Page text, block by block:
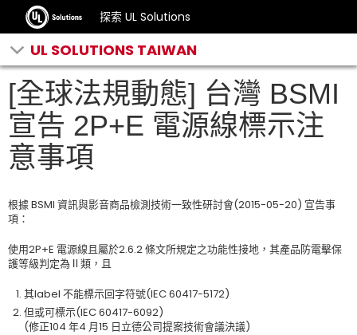
探索 UL Solutions
UL SOLUTIONS TAIWAN
[全球法規動態] 台灣 BSMI
宣告 2P+E 電源線標示注
意事項
根據 BSMI 資訊與影音商品檢測技術一致性研討會(2015-05-20) 宣告事
項：
使用2P+E 電源線且屬於2.6.2 條文所規定之功能性接地，其產品防電擊保
護等級判定為Ⅱ類，且
其label 不能標示回字符號(IEC 60417-5172)
但或可標示(IEC 60417-6092)
(修正104 年4 月15 日立德公司提案技術會議決議)